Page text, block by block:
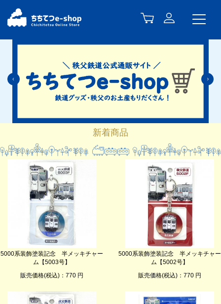
Previous
新着商品
5000系装飾塗装記念 半メッキチャー
ム【5003号】
販売価格(税込)：770 円
5000系装飾塗装記念 半メッキチャー
ム【5002号】
販売価格(税込)：770 円